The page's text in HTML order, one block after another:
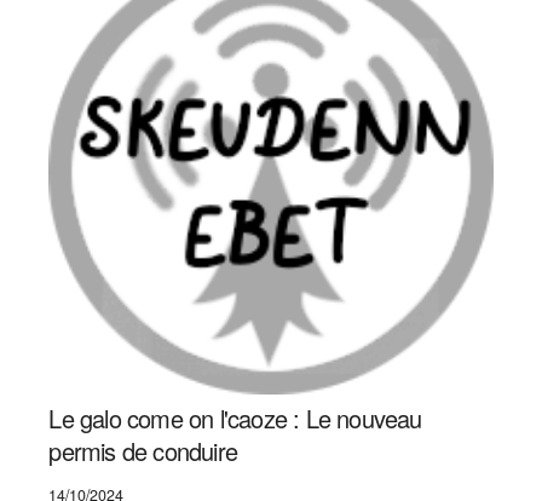
Le galo come on l'caoze : Le nouveau
permis de conduire
14/10/2024